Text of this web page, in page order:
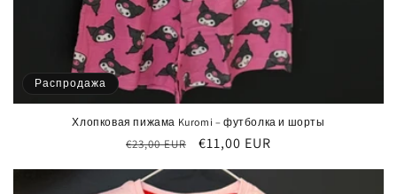
Распродажа
Хлопковая пижама Kuromi – футболка и шорты
Обычная
€23,00 EUR
Цена
скидкой
€11,00 EUR